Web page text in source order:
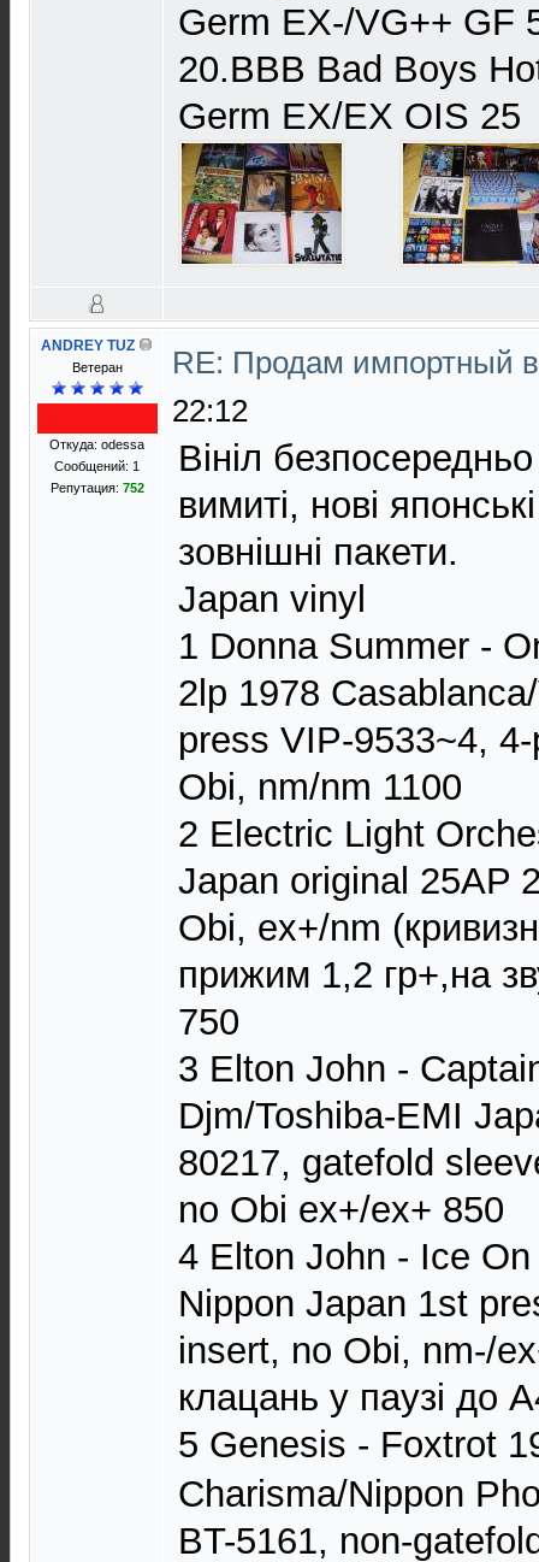
Germ EX-/VG++ GF
20.BBB Bad Boys
Germ EX/EX OIS 25
ANDREY TUZ
Ветеран
Откуда: odessa
Сообщений: 1
Репутация: 752
RE: Продам импортный
22:12
Вініл
вимиті, нові
зовнішні пакети.
Japan vinyl
1 Donna Summer -
2lp 1978
press VIP-9533~4,
Obi, nm/nm 1100
2 Electric Light
Japan original 25AP
Obi, ex+/nm
прижим 1,2 гр+,на
750
3 Elton John -
Djm/Toshiba-EMI
80217, gatefold
no Obi ex+/ex+ 850
4 Elton John - Ice
Nippon Japan 1st
insert, no Obi, nm-/
клацань у паузі до
5 Genesis - Foxtrot
Charisma/Nippon
BT-5161, non-